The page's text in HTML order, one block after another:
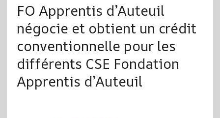
FO Apprentis d’Auteuil
négocie et obtient un crédit
conventionnelle pour les
différents CSE Fondation
Apprentis d’Auteuil